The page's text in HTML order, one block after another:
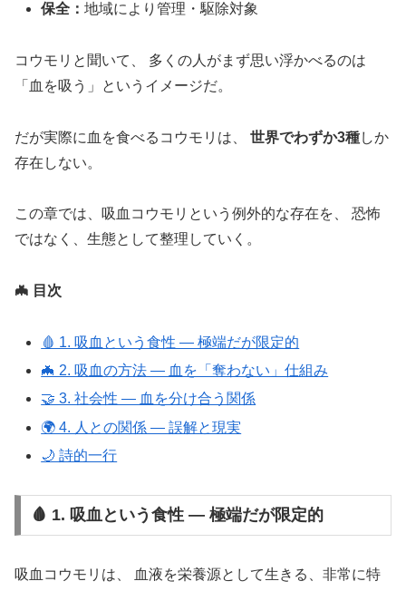
保全：地域により管理・駆除対象
コウモリと聞いて、 多くの人がまず思い浮かべるのは
「血を吸う」というイメージだ。
だが実際に血を食べるコウモリは、 世界でわずか3種しか
存在しない。
この章では、吸血コウモリという例外的な存在を、 恐怖
ではなく、生態として整理していく。
🦇 目次
🩸 1. 吸血という食性 ― 極端だが限定的
🦇 2. 吸血の方法 ― 血を「奪わない」仕組み
🤝 3. 社会性 ― 血を分け合う関係
🌍 4. 人との関係 ― 誤解と現実
🌙 詩的一行
🩸 1. 吸血という食性 ― 極端だが限定的
吸血コウモリは、 血液を栄養源として生きる、非常に特